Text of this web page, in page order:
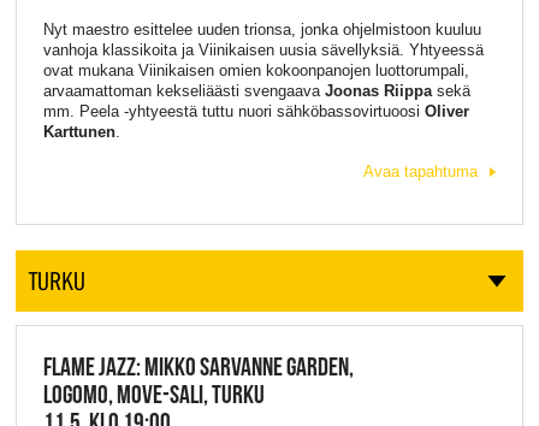
Nyt maestro esittelee uuden trionsa, jonka ohjelmistoon kuuluu
vanhoja klassikoita ja Viinikaisen uusia sävellyksiä. Yhtyeessä
ovat mukana Viinikaisen omien kokoonpanojen luottorumpali,
arvaamattoman kekseliäästi svengaava Joonas Riippasekä
mm. Peela -yhtyeestä tuttu nuori sähköbassovirtuoosi Oliver
Karttunen.
Avaa tapahtuma
TURKU
FLAME JAZZ: MIKKO SARVANNE GARDEN,
LOGOMO, MOVE-SALI, TURKU